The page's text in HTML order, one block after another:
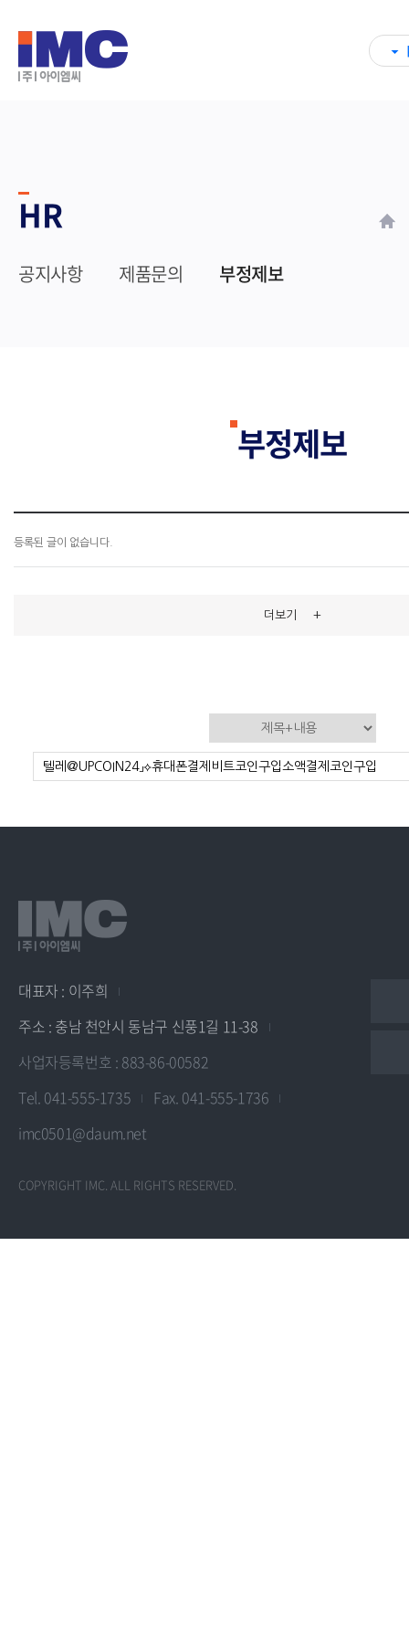
HR
공지사항 제품문의 부정제보
부정제보
등록된 글이 없습니다.
더보기 +
대표자 : 이주희
주소 : 충남 천안시 동남구 신풍1길 11-38
사업자등록번호 : 883-86-00582
Tel. 041-555-1735
Fax. 041-555-1736
imc0501@daum.net
COPYRIGHT IMC. ALL RIGHTS RESERVED.